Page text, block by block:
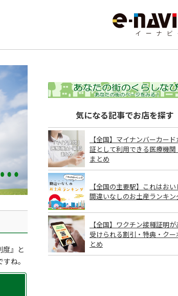
度』と
ね。
気になる記事でお店を探す
【全国】マイナンバーカー
証として利用できる医療機関
まとめ
【全国の主要駅】これはおい
間違いなしのお土産ランキン
【全国】ワクチン接種証明が
受けられる割引・特典・クー
とめ